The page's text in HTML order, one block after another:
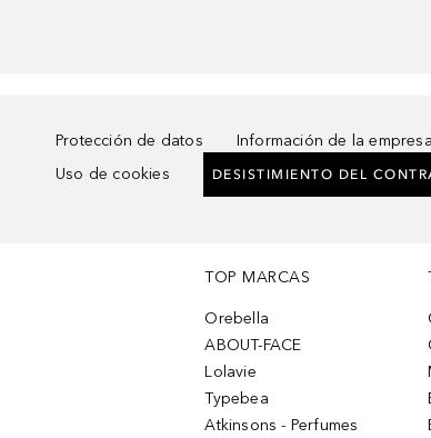
Protección de datos Información de la empresa
Uso de cookies
DESISTIMIENTO DEL
TOP MARCAS
Orebella
ABOUT-FACE
Lolavie
Typebea
Atkinsons - Perfumes